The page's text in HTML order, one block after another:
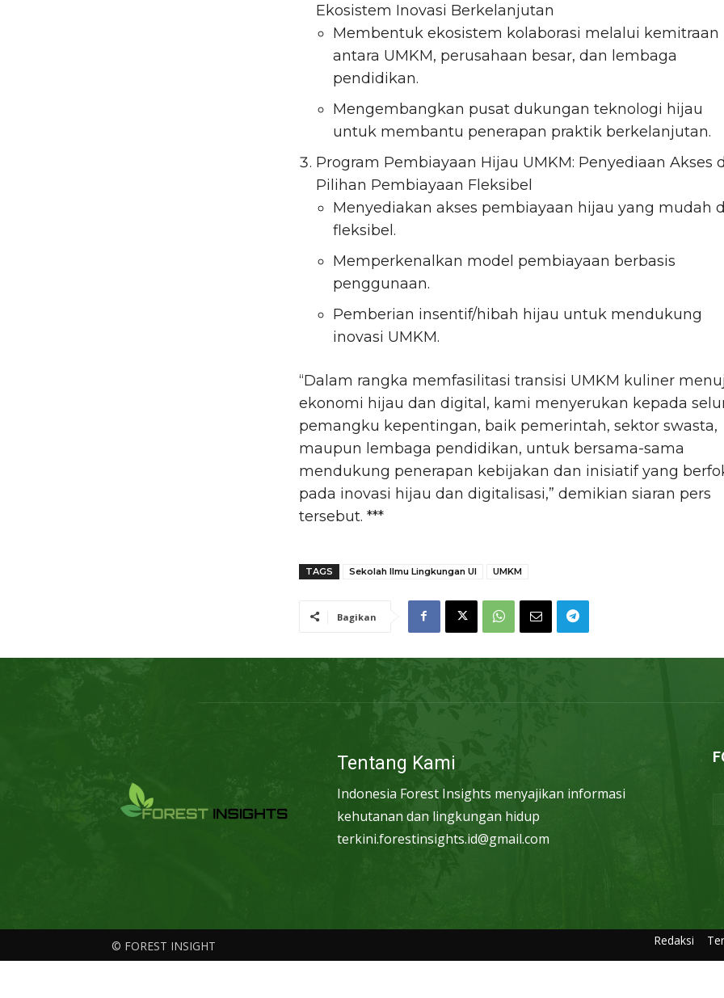
Ekosistem Inovasi Berkelanjutan
Membentuk ekosistem kolaborasi melalui kemitraan
antara UMKM, perusahaan besar, dan lembaga
pendidikan.
Mengembangkan pusat dukungan teknologi hijau
untuk membantu penerapan praktik berkelanjutan.
Program Pembiayaan Hijau UMKM: Penyediaan Akses
Pilihan Pembiayaan Fleksibel
Menyediakan akses pembiayaan hijau yang mudah
fleksibel.
Memperkenalkan model pembiayaan berbasis
penggunaan.
Pemberian insentif/hibah hijau untuk mendukung
inovasi UMKM.
“Dalam rangka memfasilitasi transisi UMKM kuliner
ekonomi hijau dan digital, kami menyerukan kepada
pemangku kepentingan, baik pemerintah, sektor swasta,
maupun lembaga pendidikan, untuk bersama-sama
mendukung penerapan kebijakan dan inisiatif yang
pada inovasi hijau dan digitalisasi,” demikian siaran pers
tersebut. ***
TAGS Sekolah Ilmu Lingkungan UI UMKM
Bagikan
Tentang Kami
Indonesia Forest Insights menyajikan informasi
kehutanan dan lingkungan hidup
terkini.forestinsights.id@gmail.com
© FOREST INSIGHT Redaksi